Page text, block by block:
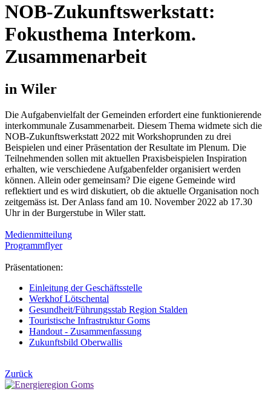
NOB-Zukunftswerkstatt:
Fokusthema Interkom.
Zusammenarbeit
in Wiler
Die Aufgabenvielfalt der Gemeinden erfordert eine funktionierende
interkommunale Zusammenarbeit. Diesem Thema widmete sich die
NOB-Zukunftswerkstatt 2022 mit Workshoprunden zu drei
Beispielen und einer Präsentation der Resultate im Plenum. Die
Teilnehmenden sollen mit aktuellen Praxisbeispielen Inspiration
erhalten, wie verschiedene Aufgabenfelder organisiert werden
können. Allein oder gemeinsam? Die eigene Gemeinde wird
reflektiert und es wird diskutiert, ob die aktuelle Organisation noch
zeitgemäss ist. Der Anlass fand am 10. November 2022 ab 17.30
Uhr in der Burgerstube in Wiler statt.
Medienmitteilung
Programmflyer
Präsentationen:
Einleitung der Geschäftsstelle
Werkhof Lötschental
Gesundheit/Führungsstab Region Stalden
Touristische Infrastruktur Goms
Handout - Zusammenfassung
Zukunftsbild Oberwallis
Zurück